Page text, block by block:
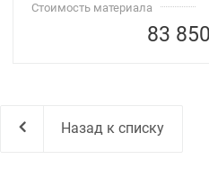
Стоимость материала
83 850
Назад к списку